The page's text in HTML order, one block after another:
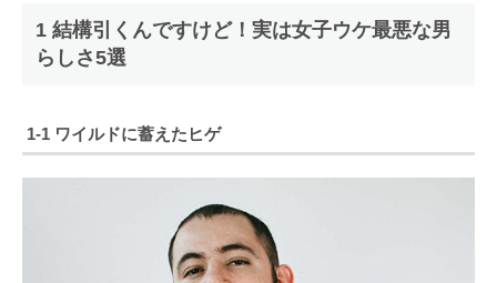
1 結構引くんですけど！実は女子ウケ最悪な男
らしさ5選
1-1 ワイルドに蓄えたヒゲ